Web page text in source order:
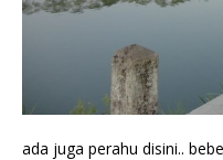
ada juga perahu disini..